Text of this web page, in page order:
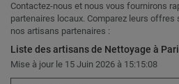
Contactez-nous et nous vous fournirons
partenaires locaux. Comparez leurs
nos artisans partenaires :
Liste des artisans de Nettoyage à
Mise à jour le 15 Juin 2026 à 15:15:08